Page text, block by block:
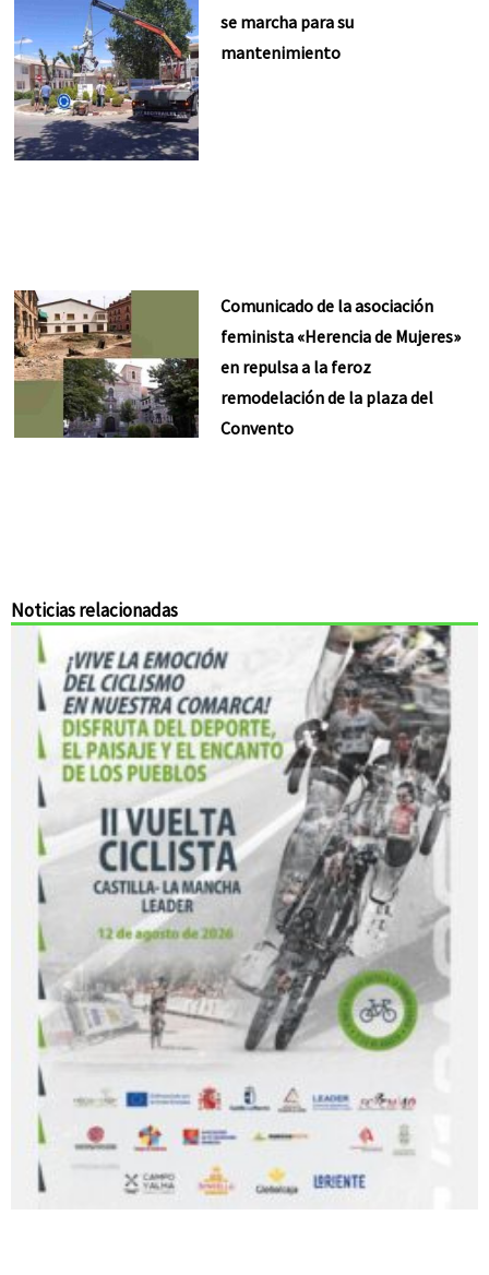
se marcha para su
mantenimiento
Comunicado de la asociación
feminista «Herencia de Mujeres»
en repulsa a la feroz
remodelación de la plaza del
Convento
Noticias relacionadas